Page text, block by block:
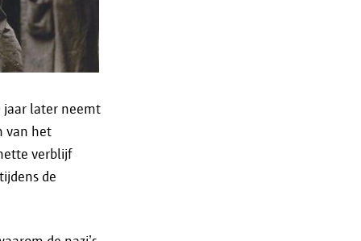
jaar later neemt
van het
verblijf
de
zolang dat nodig is voor het